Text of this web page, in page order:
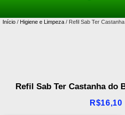
Início / Higiene e Limpeza / Refil Sab Ter
Refil Sab Ter Castanha do
R$16,10